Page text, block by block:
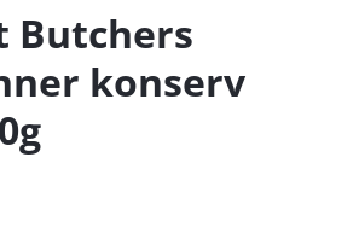
Butchers
konserv